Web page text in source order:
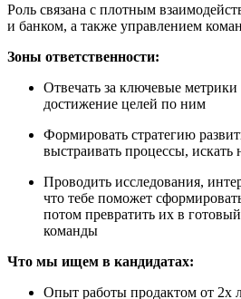
Роль связана с плотным
и банком, а также управлением
Зоны ответственности:
Отвечать за ключевые метрики
достижение целей по ним
Формировать стратегию
выстраивать процессы, искать
Проводить исследования,
что тебе поможет
потом превратить их в готовый
команды
Что мы ищем в кандидатах:
Опыт работы продактом от 2х